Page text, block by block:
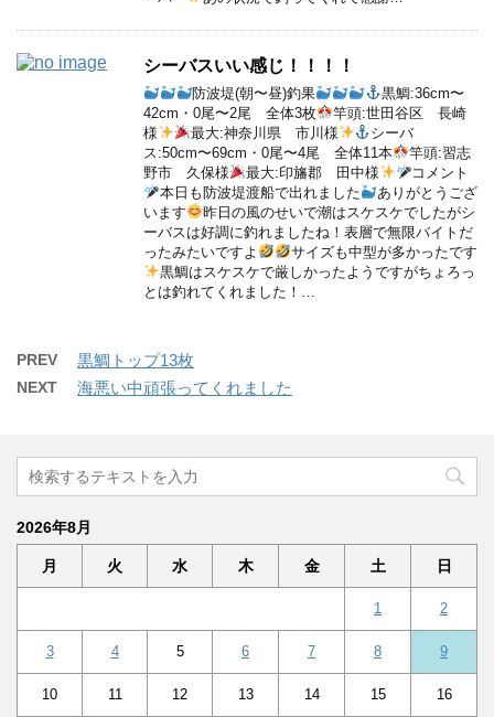
シーバスいい感じ！！！！
防波堤(朝〜昼)釣果
黒鯛:36cm〜
42cm・0尾〜2尾 全体3枚
竿頭:世田谷区 長崎
様
最大:神奈川県 市川様
シーバ
ス:50cm〜69cm・0尾〜4尾 全体11本
竿頭:習志
野市 久保様
最大:印旛郡 田中様
コメント
本日も防波堤渡船で出れました
ありがとうござ
います
昨日の風のせいで潮はスケスケでしたがシ
ーバスは好調に釣れましたね！表層で無限バイトだ
ったみたいですよ
サイズも中型が多かったです
黒鯛はスケスケで厳しかったようですがちょろっ
とは釣れてくれました！…
PREV 黒鯛トップ13枚
NEXT 海悪い中頑張ってくれました
2026年8月
月 火 水 木 金 土 日
1 2
3 4 5 6 7 8 9
10 11 12 13 14 15 16